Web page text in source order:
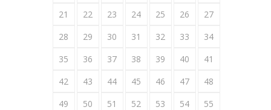
21
22 23 24 25 26
27
28
29 30 31 32 33
34
35
36 37 38 39 40
41
42
43 44 45 46 47
48
49
50 51 52 53 54
55